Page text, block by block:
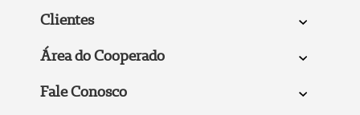
Clientes
Área do Cooperado
Fale Conosco